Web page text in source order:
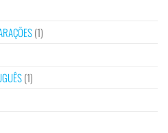
(1)
(1)